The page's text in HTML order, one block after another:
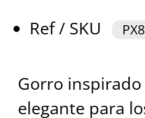
Ref / SKU
Gorro
elegante para